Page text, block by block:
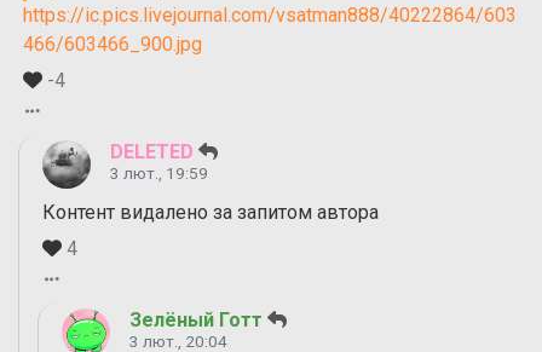
https://ic.pics.livejournal.com/vsatman888/40222864/603
466/603466_900.jpg
-4
DELETED
3 лют., 19:59
Контент видалено за запитом автора
4
Зелёный Готт
3 лют., 20:04